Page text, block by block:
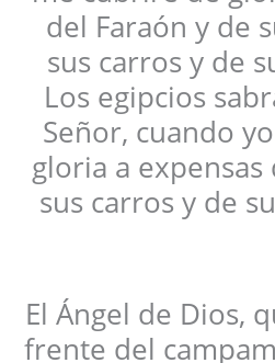
del Faraón y de
sus carros y de
Los egipcios
Señor, cuando
gloria a expensas
sus carros y de
El Ángel de Dios,
frente del